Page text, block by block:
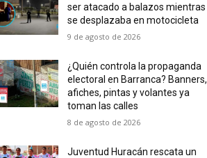
ser atacado a balazos mientras
se desplazaba en motocicleta
9 de agosto de 2026
¿Quién controla la propaganda
electoral en Barranca? Banners,
afiches, pintas y volantes ya
toman las calles
8 de agosto de 2026
Juventud Huracán rescata un